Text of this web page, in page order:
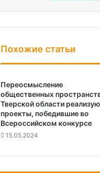
Похожие статьи
Переосмысление
общественных
Тверской области
проекты, победившие во
Всероссийском конкурсе
15.05.2024